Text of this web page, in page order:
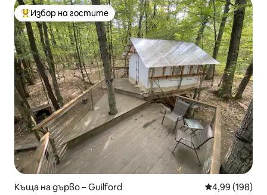
Най-популярен избор на гостите
Избор на гостите
Къща на дърво – Guilford Средна
4,99 (198)